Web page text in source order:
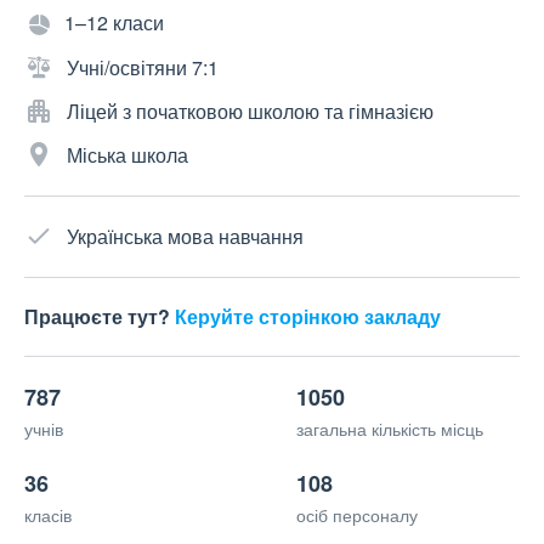
1–12 класи
Учні/освітяни 7:1
Ліцей з початковою школою та гімназією
Міська школа
Українська мова навчання
Працюєте тут? Керуйте сторінкою закладу
787
учнів
1050
загальна кількість місць
36
класів
108
осіб персоналу